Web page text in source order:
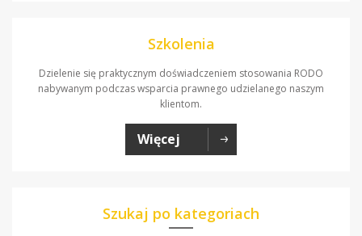
Szkolenia
Dzielenie się praktycznym doświadczeniem stosowania RODO
nabywanym podczas wsparcia prawnego udzielanego naszym
klientom.
Więcej
Szukaj po kategoriach